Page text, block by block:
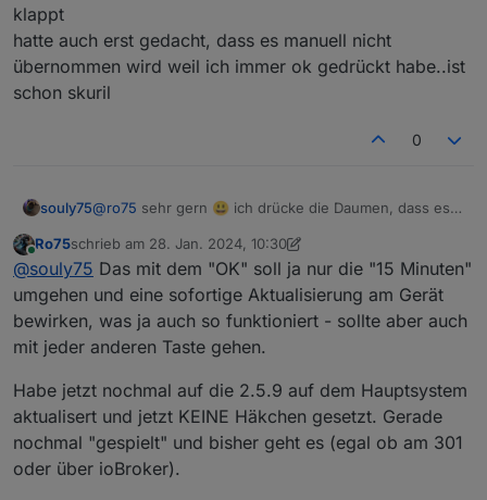
werden. Auf alle Fälle ist das der Verursacher.
Ro75.
klappt
hatte auch erst gedacht, dass es manuell nicht
übernommen wird weil ich immer ok gedrückt habe..ist
schon skuril
0
souly75@ro75 sehr gern 😃 ich drücke die Daumen, dass es
hatte auch erst gedacht, dass es manuell nicht
übernommen wird weil ich immer ok gedrückt habe..ist
schon skuril
Online
Ro75schrieb am 28. Jan. 2024, 10:30
zuletzt editiert von Ro75
@souly75 Das mit dem "OK" soll ja nur die "15 Minuten"
umgehen und eine sofortige Aktualisierung am Gerät
bewirken, was ja auch so funktioniert - sollte aber auch
mit jeder anderen Taste gehen.
Habe jetzt nochmal auf die 2.5.9 auf dem Hauptsystem
aktualisert und jetzt KEINE Häkchen gesetzt. Gerade
nochmal "gespielt" und bisher geht es (egal ob am 301
oder über ioBroker).